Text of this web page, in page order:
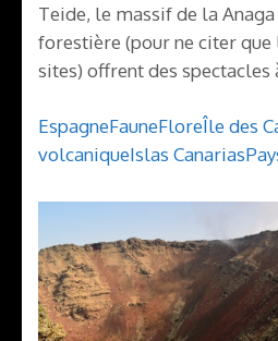
Teide, le massif de la
forestière (pour ne citer que
sites) offrent des spectacles
EspagneFauneFloreÎle des
volcaniqueIslas Canarias